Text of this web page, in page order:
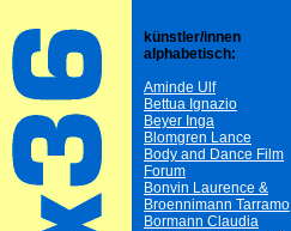
künstler/innen
alphabetisch:
Aminde Ulf
Bettua Ignazio
Beyer Inga
Blomgren Lance
Body and Dance Film
Forum
Bonvin Laurence &
Broennimann Tarramo
Bormann Claudia